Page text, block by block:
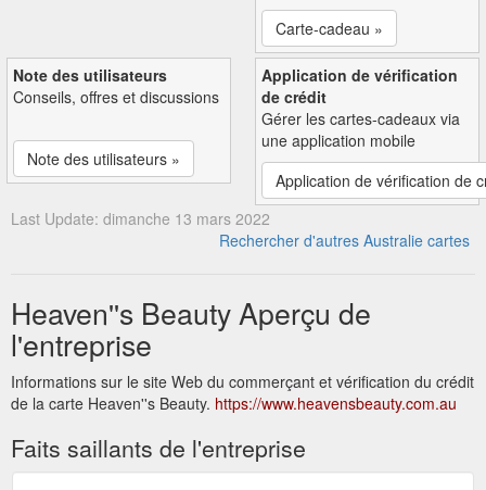
Carte-cadeau »
Note des utilisateurs
Conseils, offres et discussions
Note des utilisateurs »
Application de vérification
de crédit
Gérer les cartes-cadeaux via
une application mobile
Application de vérification de
Last Update: dimanche 13 mars 2022
Rechercher d'autres Australie cartes
Heaven''s Beauty Aperçu de
l'entreprise
Informations sur le site Web du commerçant et vérification du crédit
de la carte Heaven''s Beauty. https://www.heavensbeauty.com.au
Faits saillants de l'entreprise